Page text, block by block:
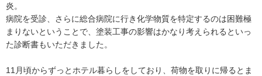
炎。
病院を受診、さらに総合病院に行き化学物質を特定するのは困難極
まりないということで、塗装工事の影響はかなり考えられるといっ
た診断書もいただきました。
11月頃からずっとホテル暮らしをしており、荷物を取りに帰るとま